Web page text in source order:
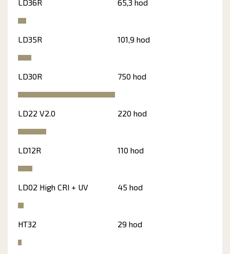
LD36R 65,3 hod
LD35R 101,9 hod
LD30R 750 hod
LD22 V2.0 220 hod
LD12R 110 hod
LD02 High CRI + UV 45 hod
HT32 29 hod